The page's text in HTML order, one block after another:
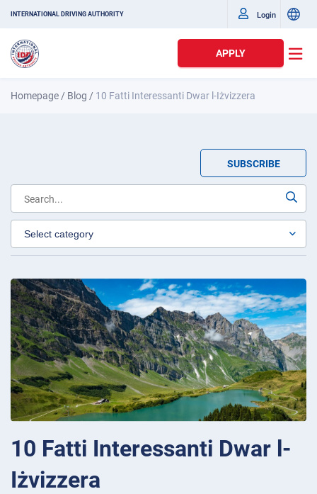
INTERNATIONAL DRIVING AUTHORITY Login
APPLY
Homepage / Blog / 10 Fatti Interessanti Dwar l-Iżvizzera
SUBSCRIBE
10 Fatti Interessanti Dwar l-
Iżvizzera